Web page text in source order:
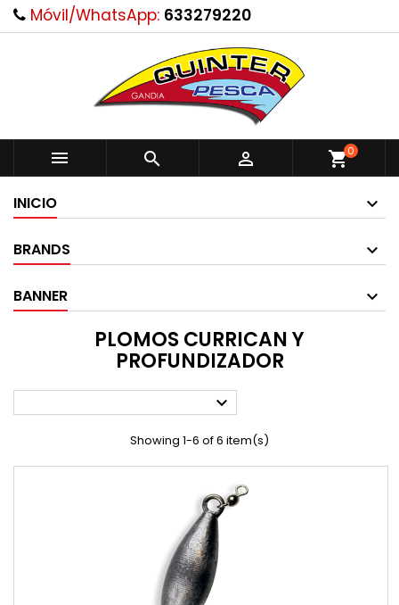
Móvil/WhatsApp: 633279220
   shopping_cart0
INICIO
BRANDS
BANNER
PLOMOS CURRICAN Y
PROFUNDIZADOR

Showing 1-6 of 6 item(s)